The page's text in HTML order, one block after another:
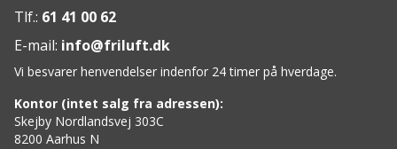
Tlf.: 61 41 00 62
E-mail: info@friluft.dk
Vi besvarer henvendelser indenfor 24 timer på hverdage.
Kontor (intet salg fra adressen):
Skejby Nordlandsvej 303C
8200 Aarhus N